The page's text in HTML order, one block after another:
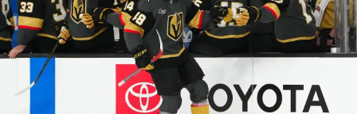
DALŠÍ SPORTY
Americký fotbal
Baseball a softbal
NEPŘEHLÉDNĚTE
Soutěže